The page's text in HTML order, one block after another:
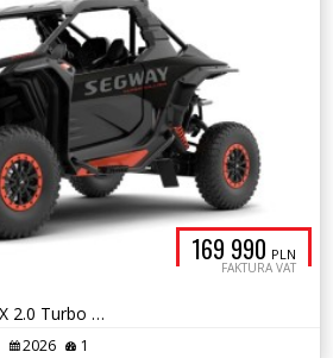
169 990 PLN
FAKTURA VAT
SEGWAY Super Villain SX 2.0 Turbo 235 KM
2026 1